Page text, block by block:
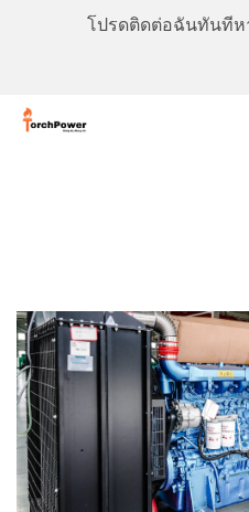
โปรดติดต่อฉันทันที